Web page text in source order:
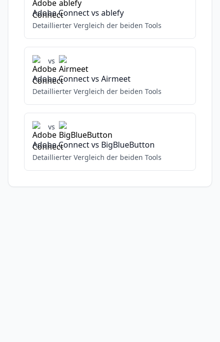
Adobe Connectvs ablefy
Detaillierter Vergleich der beiden Tools
vs
Adobe Connectvs Airmeet
Detaillierter Vergleich der beiden Tools
vs
Adobe Connectvs BigBlueButton
Detaillierter Vergleich der beiden Tools